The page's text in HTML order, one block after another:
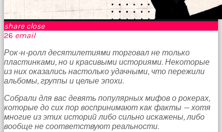
süre
sessizce
onu
izliyordum
fakat
benim
onu
izlediğimi
etti
altyazılı
porno
Amı
share close
26 email
Рок-н-ролл десятилетиями торговал не только
пластинками, но и красивыми историями. Некоторые
из них оказались настолько удачными, что пережили
альбомы, группы и целые эпохи.
Собрали для вас девять популярных мифов о рокерах,
которые до сих пор воспринимают как факты — хотя
многие из этих историй либо сильно искажены, либо
вообще не соответствуют реальности.